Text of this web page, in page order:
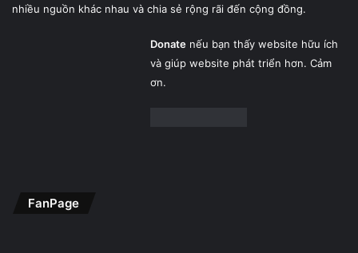
nhiều nguồn khác nhau và chia sẻ rộng rãi đến cộng đồng.
Donatenếu bạn thấy website hữu ích
và giúp website phát triển hơn. Cảm
ơn.
FanPage